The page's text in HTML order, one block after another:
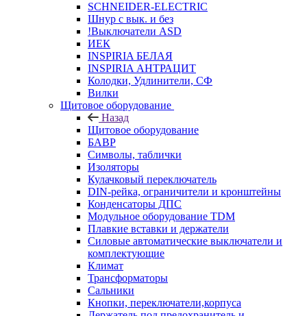
SCHNEIDER-ELECTRIC
Шнур с вык. и без
!Выключатели ASD
ИЕК
INSPIRIA БЕЛАЯ
INSPIRIA АНТРАЦИТ
Колодки, Удлинители, СФ
Вилки
Щитовое оборудование
Назад
Щитовое оборудование
БАВР
Символы, таблички
Изоляторы
Кулачковый переключатель
DIN-рейка, ограничители и кронштейны
Конденсаторы ДПС
Модульное оборудование TDM
Плавкие вставки и держатели
Силовые автоматические выключатели и
комплектующие
Климат
Трансформаторы
Сальники
Кнопки, переключатели,корпуса